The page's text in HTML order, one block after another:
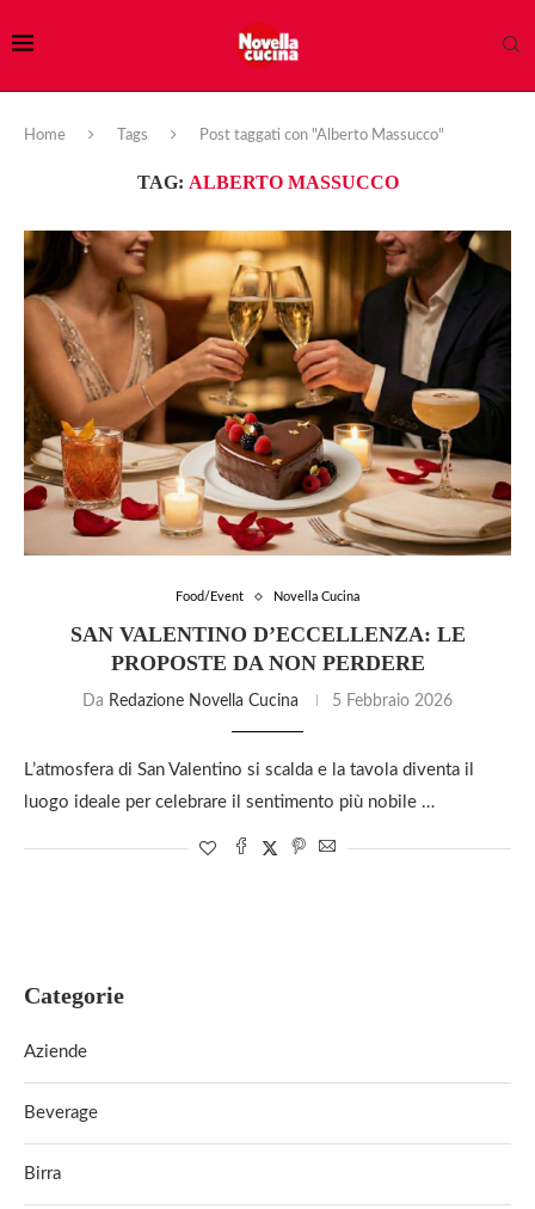
Home Tags Post taggati con "Alberto Massucco"
TAG: ALBERTO MASSUCCO
Food/Event Novella Cucina
SAN VALENTINO D’ECCELLENZA: LE
PROPOSTE DA NON PERDERE
Da Redazione Novella Cucina 5 Febbraio 2026
L’atmosfera di San Valentino si scalda e la tavola diventa il
luogo ideale per celebrare il sentimento più nobile …
Categorie
Aziende
Beverage
Birra